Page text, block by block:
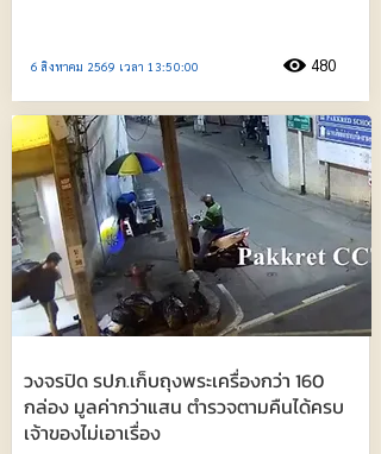
6 สิงหาคม 2569 เวลา 13:50:00 480
วงจรปิด รปภ.เก็บถุงพระเครื่องกว่า 160
กล่อง มูลค่ากว่าแสน ตำรวจตามคืนได้ครบ
เจ้าของไม่เอาเรื่อง